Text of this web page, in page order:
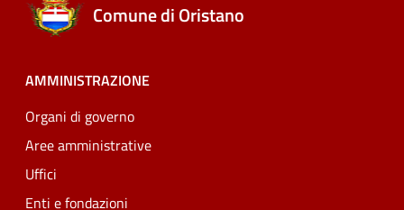
Comune di Oristano
AMMINISTRAZIONE
Organi di governo
Aree amministrative
Uffici
Enti e fondazioni